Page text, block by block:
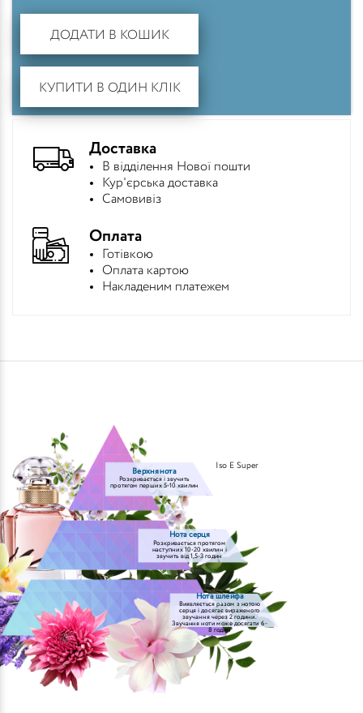
Верхня нота
Розкривається і звучить
протягом перших 5-10 хвилин
Iso E Super
Нота серця
Розкривається протягом
наступних 10-20 хвилин і
звучить від 1,5-3 годин
Нота шлейфа
Виявляється разом з нотою
серця і досягає вираженого
звучання через 2 години.
Звучання ноти може досягати 6-
8 годин
ДОДАТИ В КОШИК
КУПИТИ В ОДИН КЛІК
Доставка
В відділення Нової пошти
Кур'єрська доставка
Самовивіз
Оплата
Готівкою
Оплата картою
Накладеним платежем